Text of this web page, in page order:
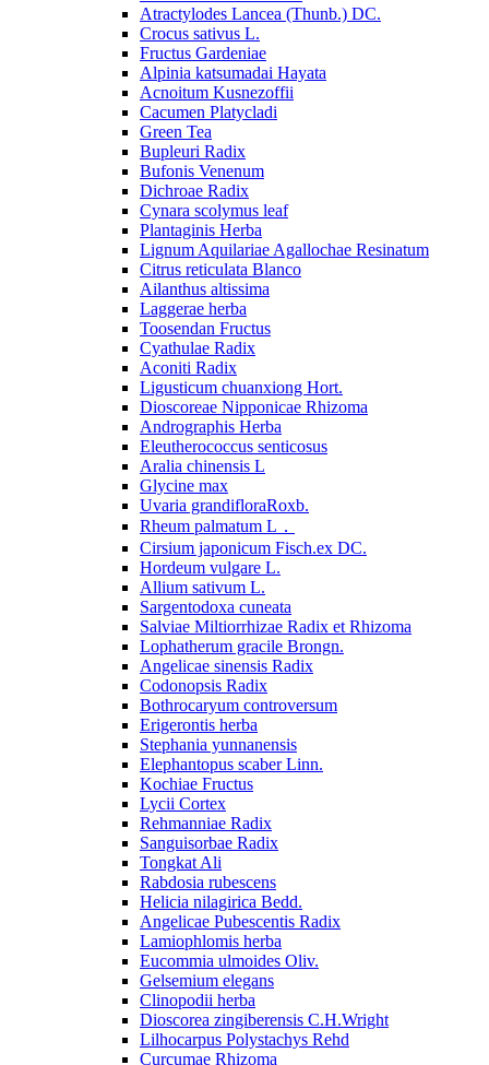
Atractylodes Lancea (Thunb.) DC.
Crocus sativus L.
Fructus Gardeniae
Alpinia katsumadai Hayata
Acnoitum Kusnezoffii
Cacumen Platycladi
Green Tea
Bupleuri Radix
Bufonis Venenum
Dichroae Radix
Cynara scolymus leaf
Plantaginis Herba
Lignum Aquilariae Agallochae Resinatum
Citrus reticulata Blanco
Ailanthus altissima
Laggerae herba
Toosendan Fructus
Cyathulae Radix
Aconiti Radix
Ligusticum chuanxiong Hort.
Dioscoreae Nipponicae Rhizoma
Andrographis Herba
Eleutherococcus senticosus
Aralia chinensis L
Glycine max
Uvaria grandifloraRoxb.
Rheum palmatum L．
Cirsium japonicum Fisch.ex DC.
Hordeum vulgare L.
Allium sativum L.
Sargentodoxa cuneata
Salviae Miltiorrhizae Radix et Rhizoma
Lophatherum gracile Brongn.
Angelicae sinensis Radix
Codonopsis Radix
Bothrocaryum controversum
Erigerontis herba
Stephania yunnanensis
Elephantopus scaber Linn.
Kochiae Fructus
Lycii Cortex
Rehmanniae Radix
Sanguisorbae Radix
Tongkat Ali
Rabdosia rubescens
Helicia nilagirica Bedd.
Angelicae Pubescentis Radix
Lamiophlomis herba
Eucommia ulmoides Oliv.
Gelsemium elegans
Clinopodii herba
Dioscorea zingiberensis C.H.Wright
Lilhocarpus Polystachys Rehd
Curcumae Rhizoma